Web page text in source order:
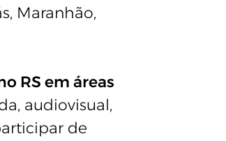
Maranhão,
RS em áreas
audiovisual,
de